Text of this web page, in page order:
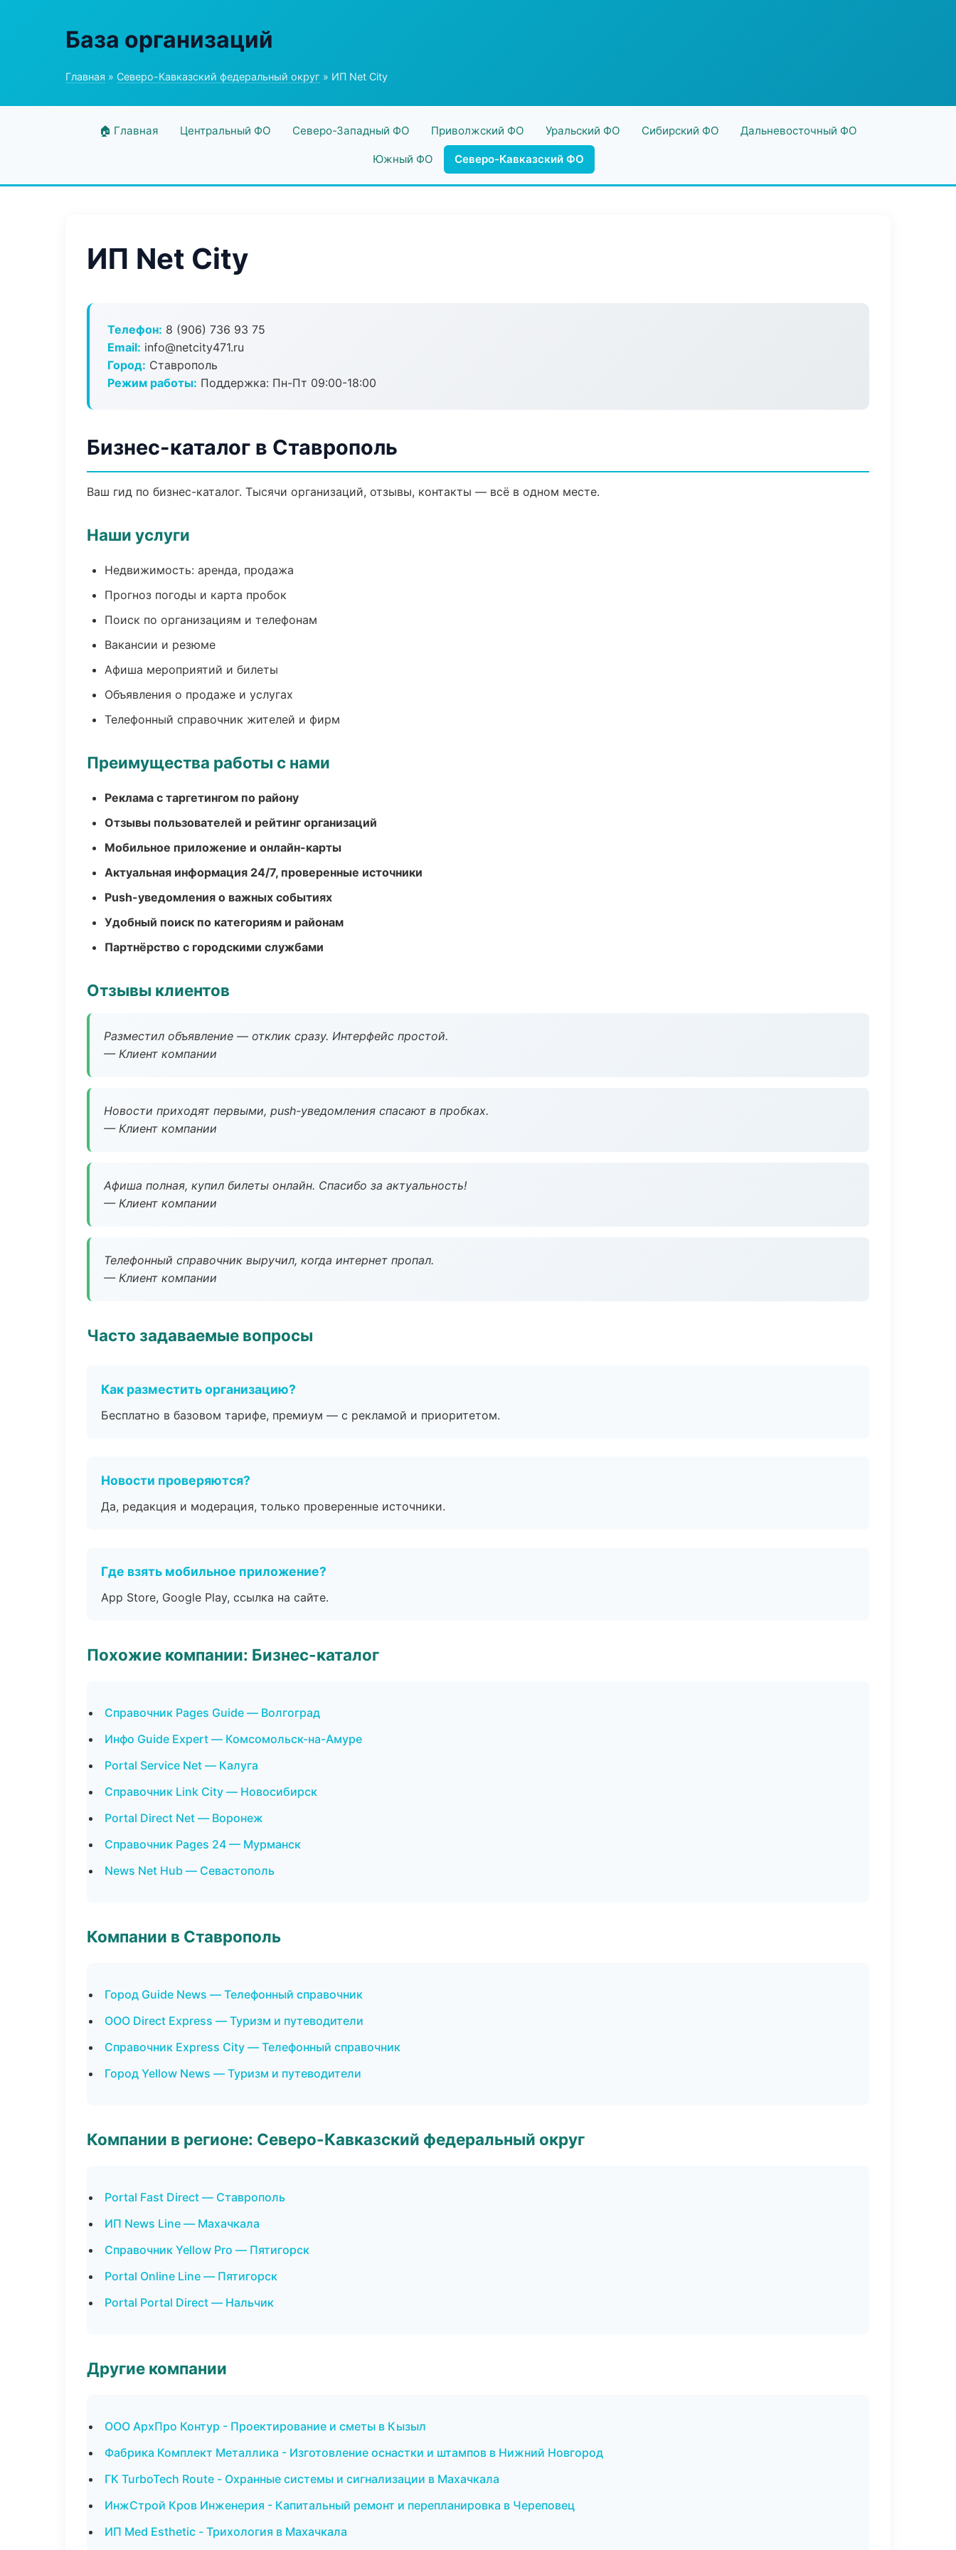
База организаций
Главная » Северо-Кавказский федеральный округ » ИП Net City
🏠 Главная Центральный ФО Северо-Западный ФО Приволжский ФО Уральский ФО Сибирский ФО Дальневосточный ФО
Южный ФО Северо-Кавказский ФО
ИП Net City
Телефон: 8 (906) 736 93 75
Email: info@netcity471.ru
Город: Ставрополь
Режим работы: Поддержка: Пн-Пт 09:00-18:00
Бизнес-каталог в Ставрополь
Ваш гид по бизнес-каталог. Тысячи организаций, отзывы, контакты — всё в одном месте.
Наши услуги
Недвижимость: аренда, продажа
Прогноз погоды и карта пробок
Поиск по организациям и телефонам
Вакансии и резюме
Афиша мероприятий и билеты
Объявления о продаже и услугах
Телефонный справочник жителей и фирм
Преимущества работы с нами
Реклама с таргетингом по району
Отзывы пользователей и рейтинг организаций
Мобильное приложение и онлайн-карты
Актуальная информация 24/7, проверенные источники
Push-уведомления о важных событиях
Удобный поиск по категориям и районам
Партнёрство с городскими службами
Отзывы клиентов
Разместил объявление — отклик сразу. Интерфейс простой.
— Клиент компании
Новости приходят первыми, push-уведомления спасают в пробках.
— Клиент компании
Афиша полная, купил билеты онлайн. Спасибо за актуальность!
— Клиент компании
Телефонный справочник выручил, когда интернет пропал.
— Клиент компании
Часто задаваемые вопросы
Как разместить организацию?
Бесплатно в базовом тарифе, премиум — с рекламой и приоритетом.
Новости проверяются?
Да, редакция и модерация, только проверенные источники.
Где взять мобильное приложение?
App Store, Google Play, ссылка на сайте.
Похожие компании: Бизнес-каталог
Справочник Pages Guide — Волгоград
Инфо Guide Expert — Комсомольск-на-Амуре
Portal Service Net — Калуга
Справочник Link City — Новосибирск
Portal Direct Net — Воронеж
Справочник Pages 24 — Мурманск
News Net Hub — Севастополь
Компании в Ставрополь
Город Guide News — Телефонный справочник
ООО Direct Express — Туризм и путеводители
Справочник Express City — Телефонный справочник
Город Yellow News — Туризм и путеводители
Компании в регионе: Северо-Кавказский федеральный округ
Portal Fast Direct — Ставрополь
ИП News Line — Махачкала
Справочник Yellow Pro — Пятигорск
Portal Online Line — Пятигорск
Portal Portal Direct — Нальчик
Другие компании
ООО АрхПро Контур - Проектирование и сметы в Кызыл
Фабрика Комплект Металлика - Изготовление оснастки и штампов в Нижний Новгород
ГК TurboTech Route - Охранные системы и сигнализации в Махачкала
ИнжСтрой Кров Инженерия - Капитальный ремонт и перепланировка в Череповец
ИП Med Esthetic - Трихология в Махачкала